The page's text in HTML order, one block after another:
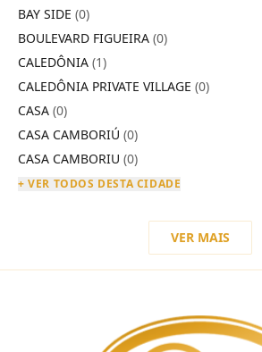
BAY SIDE (0)
BOULEVARD FIGUEIRA (0)
CALEDÔNIA (1)
CALEDÔNIA PRIVATE VILLAGE (0)
CASA (0)
CASA CAMBORIÚ (0)
CASA CAMBORIU (0)
+ VER TODOS DESTA CIDADE
VER MAIS